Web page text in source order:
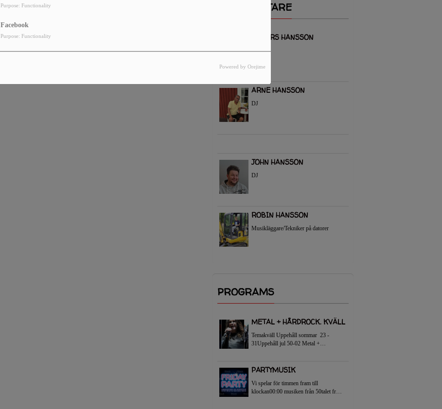
Purpose: Functionality
Facebook
Purpose: Functionality
Powered by Orejime
MEDARBETARE
ANDERS HANSSON
Director
ARNE HANSSON
DJ
JOHN HANSSON
DJ
ROBIN HANSSON
Musikläggare/Tekniker på datorer
PROGRAMS
METAL + HÅRDROCK. KVÄLL
Temakväll Uppehåll sommar 23 -
31Uppehåll jul 50-02 Metal +
varje...
PARTYMUSIK
Vi spelar för timmen fram till
klockan00:00 musiken från 50talet fram